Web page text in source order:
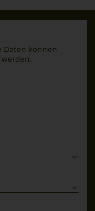
Daten können